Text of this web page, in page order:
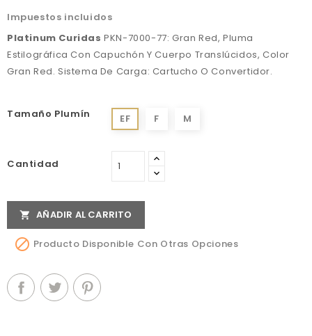
Impuestos incluidos
Platinum Curidas PKN-7000-77:Gran Red, Pluma
Estilográfica Con Capuchón Y Cuerpo Translúcidos, Color
Gran Red. Sistema De Carga: Cartucho O Convertidor.
Tamaño Plumín EF F M
Cantidad
 AÑADIR AL CARRITO
 Producto Disponible Con Otras Opciones